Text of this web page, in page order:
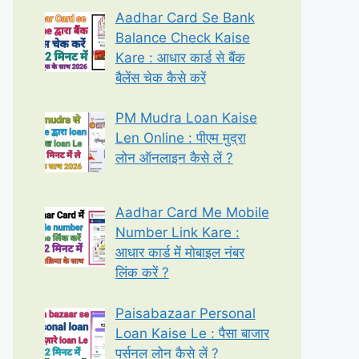
Aadhar Card Se Bank
Balance Check Kaise
Kare : आधार कार्ड से बैंक
बैलेंस चेक कैसे करें
PM Mudra Loan Kaise
Len Online : पीएम मुद्रा
लोन ऑनलाइन कैसे लें ?
Aadhar Card Me Mobile
Number Link Kare :
आधार कार्ड में मोबाइल नंबर
लिंक करें ?
Paisabazaar Personal
Loan Kaise Le : पैसा बाजार
पर्सनल लोन कैसे लें ?